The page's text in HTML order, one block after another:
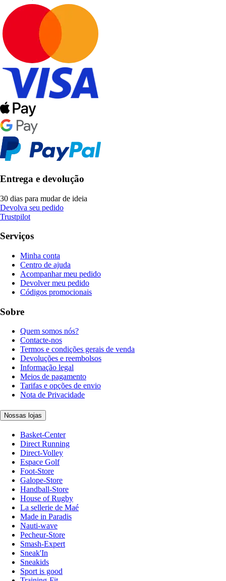
Entrega e devolução
30 dias para mudar de ideia
Devolva seu pedido
Trustpilot
Serviços
Minha conta
Centro de ajuda
Acompanhar meu pedido
Devolver meu pedido
Códigos promocionais
Sobre
Quem somos nós?
Contacte-nos
Termos e condições gerais de venda
Devoluções e reembolsos
Informação legal
Meios de pagamento
Tarifas e opções de envio
Nota de Privacidade
Nossas lojas
Basket-Center
Direct Running
Direct-Volley
Espace Golf
Foot-Store
Galope-Store
Handball-Store
House of Rugby
La sellerie de Maé
Made in Paradis
Nauti-wave
Pecheur-Store
Smash-Expert
Sneak'In
Sneakids
Sport is good